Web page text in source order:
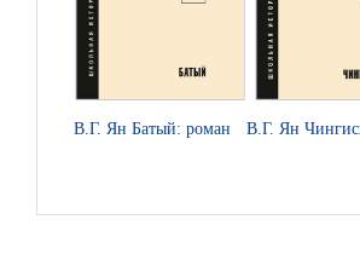
В.Г. Ян Батый: роман В.Г. Ян